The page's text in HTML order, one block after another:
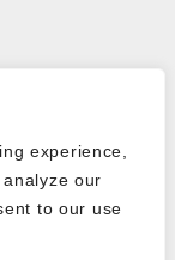
experience,
our
to our use